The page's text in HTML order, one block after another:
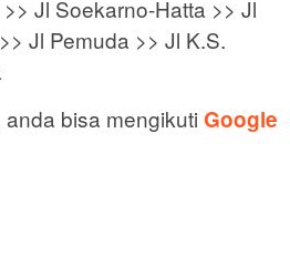
Jl Soekarno-Hatta >> Jl
Jl Pemuda >> Jl K.S.
bisa mengikuti Google